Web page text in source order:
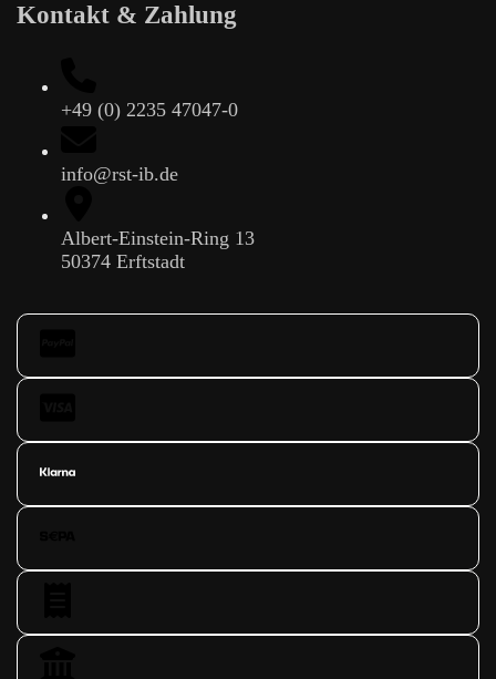
Kontakt & Zahlung
+49 (0) 2235 47047-0
info@rst-ib.de
Albert-Einstein-Ring 13
50374 Erftstadt